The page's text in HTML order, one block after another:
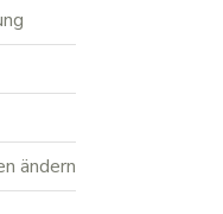
ändern